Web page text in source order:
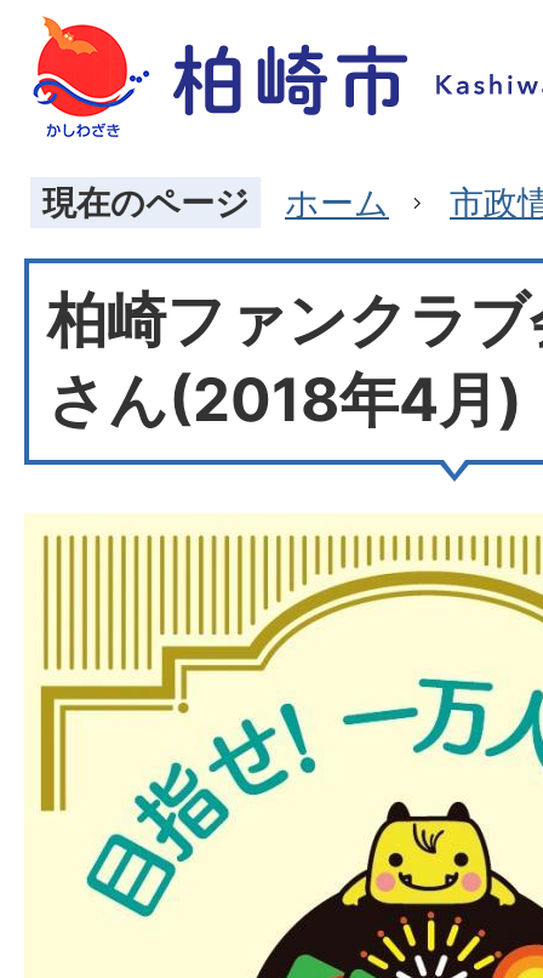
現在のページ ホーム 市政
柏崎ファンクラ
さん(2018年4月)